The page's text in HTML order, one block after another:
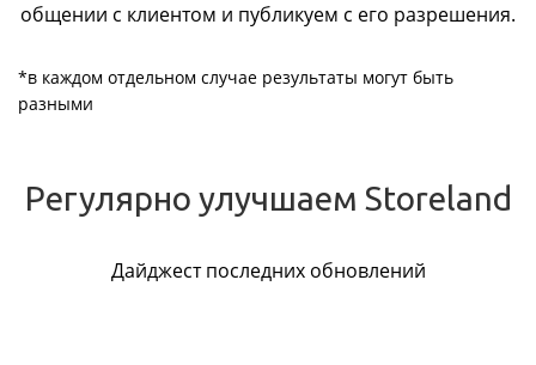
общении с клиентом и публикуем с его разрешения.
*в каждом отдельном случае результаты могут быть
разными
Регулярно улучшаем Storeland
Дайджест последних обновлений